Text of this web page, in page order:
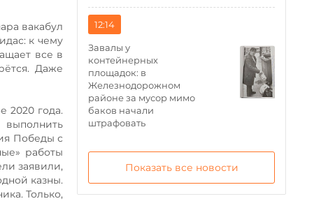
вакабул
к чему
все в
Даже
2020 года.
Победы с
работы
заявили,
казны.
Только,
12:14
Завалы у
контейнерных
площадок: в
Железнодорожном
районе за мусор мимо
баков начали
штрафовать
Показать все новости